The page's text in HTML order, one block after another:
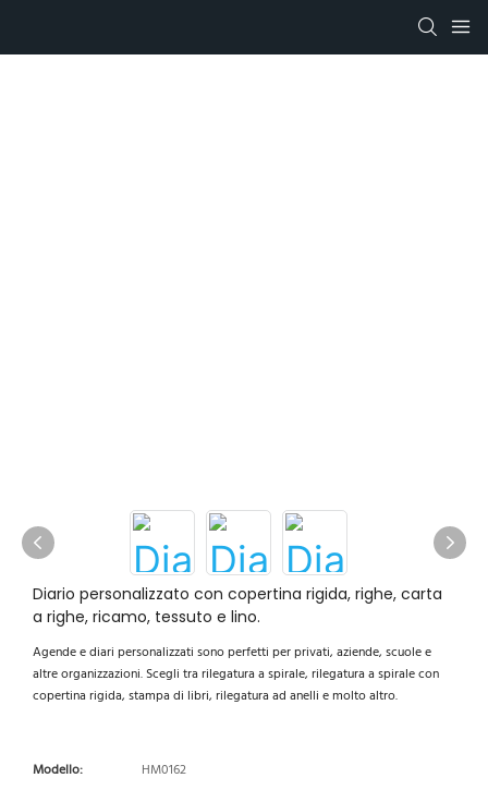
Diario personalizzato con copertina rigida, righe, carta
a righe, ricamo, tessuto e lino.
Agende e diari personalizzati sono perfetti per privati, aziende, scuole e
altre organizzazioni. Scegli tra rilegatura a spirale, rilegatura a spirale con
copertina rigida, stampa di libri, rilegatura ad anelli e molto altro.
Modello:
HM0162